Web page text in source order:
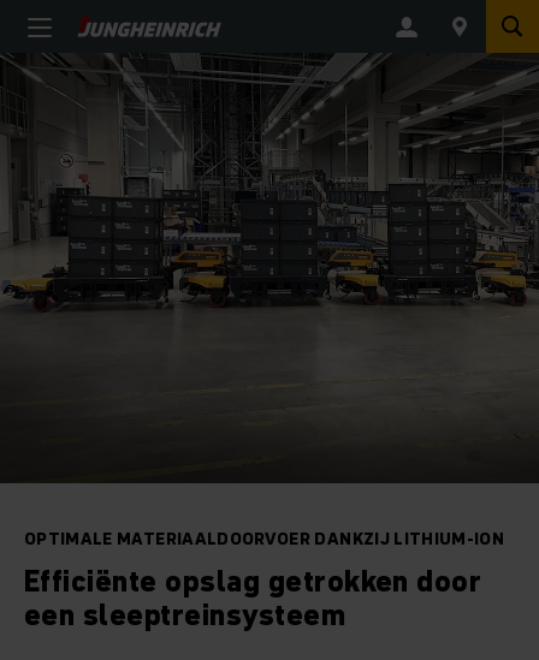
OPTIMALE MATERIAALDOORVOER DANKZIJ LITHIUM-ION
Efficiënte opslag getrokken door
een sleeptreinsysteem